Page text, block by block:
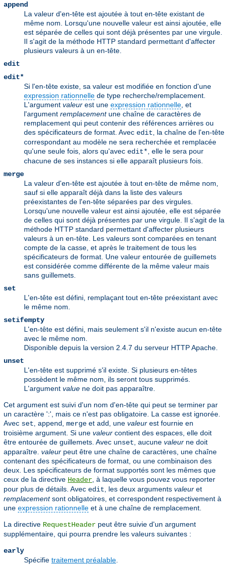
append
La valeur d'en-tête est ajoutée à tout en-tête existant de
même nom. Lorsqu'une nouvelle valeur est ainsi ajoutée, elle
est séparée de celles qui sont déjà présentes par une virgule.
Il s'agit de la méthode HTTP standard permettant d'affecter
plusieurs valeurs à un en-tête.
edit
edit*
Si l'en-tête existe, sa valeur est modifiée en fonction d'une
expression rationnelle de type recherche/remplacement.
L'argument valeur est une expression rationnelle , et
l'argument remplacementune chaîne de caractères de
remplacement qui peut contenir des références arrières ou
des spécificateurs de format. Avec edit , la chaîne de l'en-tête
correspondant au modèle ne sera recherchée et remplacée
qu'une seule fois, alors qu'avec edit* , elle le sera pour
chacune de ses instances si elle apparaît plusieurs fois.
merge
La valeur d'en-tête est ajoutée à tout en-tête de même nom,
sauf si elle apparaît déjà dans la liste des valeurs
préexistantes de l'en-tête séparées par des virgules.
Lorsqu'une nouvelle valeur est ainsi ajoutée, elle est séparée
de celles qui sont déjà présentes par une virgule. Il s'agit de la
méthode HTTP standard permettant d'affecter plusieurs
valeurs à un en-tête. Les valeurs sont comparées en tenant
compte de la casse, et après le traitement de tous les
spécificateurs de format. Une valeur entourée de guillemets
est considérée comme différente de la même valeur mais
sans guillemets.
set
L'en-tête est défini, remplaçant tout en-tête préexistant avec
le même nom.
setifempty
L'en-tête est défini, mais seulement s'il n'existe aucun en-tête
avec le même nom.
Disponible depuis la version 2.4.7 du serveur HTTP Apache.
unset
L'en-tête est supprimé s'il existe. Si plusieurs en-têtes
possèdent le même nom, ils seront tous supprimés.
L'argument value ne doit pas apparaître.
Cet argument est suivi d'un nom d'en-tête qui peut se terminer par
un caractère ':', mais ce n'est pas obligatoire. La casse est ignorée.
Avec set append merge et add , une valeur est fournie en
troisième argument. Si une valeur contient des espaces, elle doit
être entourée de guillemets. Avec unset , aucune valeur ne doit
apparaître. valeur peut être une chaîne de caractères, une chaîne
contenant des spécificateurs de format, ou une combinaison des
deux. Les spécificateurs de format supportés sont les mêmes que
ceux de la directive Header , à laquelle vous pouvez vous reporter
pour plus de détails. Avec edit , les deux arguments valeur et
remplacementsont obligatoires, et correspondent respectivement à
une expression rationnelle et à une chaîne de remplacement.
La directive RequestHeader peut être suivie d'un argument
supplémentaire, qui pourra prendre les valeurs suivantes :
early
Spécifie traitement préalable